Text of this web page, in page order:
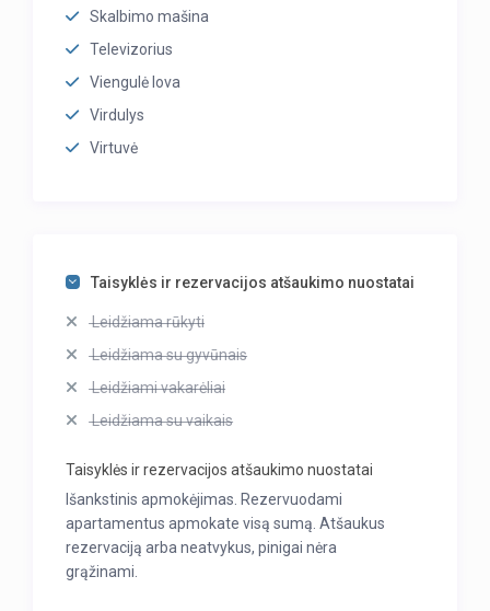
Skalbimo mašina
Televizorius
Viengulė lova
Virdulys
Virtuvė
Taisyklės ir rezervacijos atšaukimo nuostatai
Leidžiama rūkyti
Leidžiama su gyvūnais
Leidžiami vakarėliai
Leidžiama su vaikais
Taisyklės ir rezervacijos atšaukimo nuostatai
Išankstinis apmokėjimas. Rezervuodami
apartamentus apmokate visą sumą. Atšaukus
rezervaciją arba neatvykus, pinigai nėra
grąžinami.